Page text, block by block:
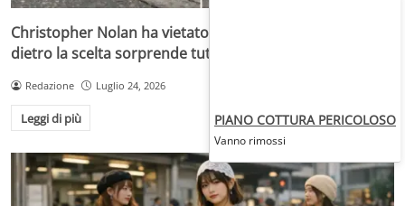
Christopher Nolan ha vietato gli UGG sul set: il motivo
dietro la scelta sorprende tutti
Redazione Luglio 24, 2026
Leggi di più PIANO COTTURA PERICOLOSO
Vanno rimossi